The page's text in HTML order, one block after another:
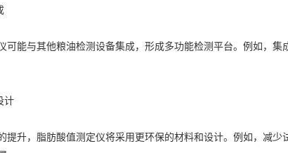
能与其他粮油检测设备集成，形成多功能检测平台。例如，集
计
升，脂肪酸值测定仪将采用更环保的材料和设计。例如，减少